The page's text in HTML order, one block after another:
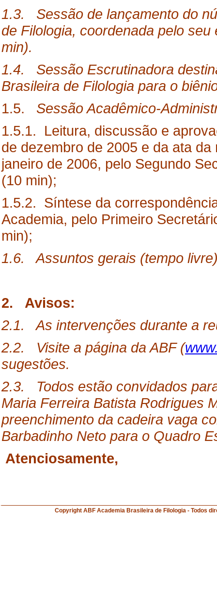
1.3. Sessão de lançamento do
de Filologia, coordenada pelo
min).
1.4. Sessão Escrutinadora
Brasileira de Filologia para o
1.5. SessãoAcadêmico-
1.5.1. Leitura, discussão e
de dezembro de 2005 e da ata
janeiro de 2006, pelo Segundo
(10 min);
1.5.2. Síntese da
Academia, pelo Primeiro
min);
1.6. Assuntos gerais (tempo
2. Avisos:
2.1. As intervenções durante a
2.2. Visite a página da ABF (
sugestões.
2.3. Todos estão convidados
Maria Ferreira Batista Rodrigues
preenchimento da cadeira vaga
Barbadinho Neto para o Quadro
Atenciosamente,
Copyright ABF Academia Brasileira de